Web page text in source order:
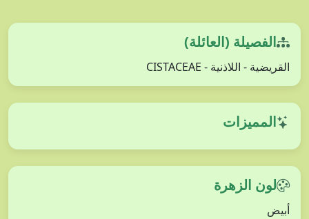
الفصيلة (العائلة)
القريضية - اللاذنية - CISTACEAE
المميزات
لون الزهرة
أبيض